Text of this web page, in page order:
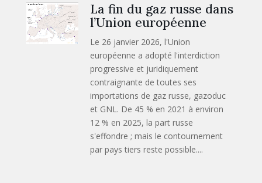
La fin du gaz russe dans
l’Union européenne
Le 26 janvier 2026, l'Union
européenne a adopté l'interdiction
progressive et juridiquement
contraignante de toutes ses
importations de gaz russe, gazoduc
et GNL. De 45 % en 2021 à environ
12 % en 2025, la part russe
s'effondre ; mais le contournement
par pays tiers reste possible....